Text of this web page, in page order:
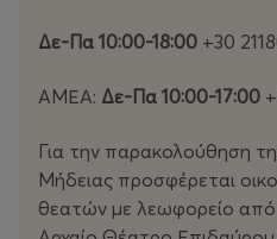
Δε-Πα 10:00-18:00 +30
ΑΜΕΑ: Δε-Πα 10:00-17:00
Για την παρακολούθηση
Μήδειας προσφέρεται
θεατών με λεωφορείο